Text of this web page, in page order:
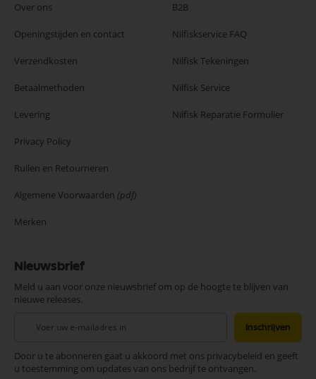
Over ons
Openingstijden en contact
Verzendkosten
Betaalmethoden
Levering
Privacy Policy
Ruilen en Retourneren
Algemene Voorwaarden (pdf)
Merken
B2B
Nilfiskservice FAQ
Nilfisk Tekeningen
Nilfisk Service
Nilfisk Reparatie Formulier
Nieuwsbrief
Meld u aan voor onze nieuwsbrief om op de hoogte te blijven van
nieuwe releases.
onze
nieuwsbrief
Inschrijven
Door u te abonneren gaat u akkoord met ons privacybeleid en geeft
u toestemming om updates van ons bedrijf te ontvangen.